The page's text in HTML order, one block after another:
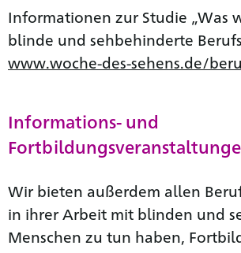
Informationen zur Studie „Was
blinde und sehbehinderte
www.woche-des-sehens.de/
Informations- und
Wir bieten außerdem allen
in ihrer Arbeit mit blinden und
Menschen zu tun haben,